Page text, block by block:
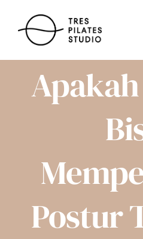
content
ABOUT US
TEACHERS
Postur